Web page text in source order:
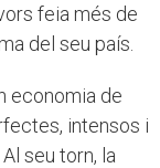
feia més de
del seu país.
economia de
intensos i
seu torn, la